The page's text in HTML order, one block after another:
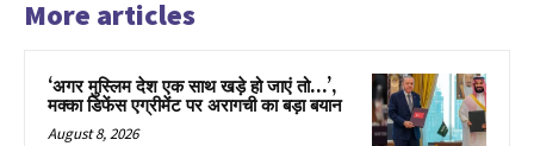
More articles
‘अगर मुस्लिम देश एक साथ खड़े हो जाएं तो…’,
मक्का डिफेंस एग्रीमेंट पर अरागची का बड़ा बयान
August 8, 2026